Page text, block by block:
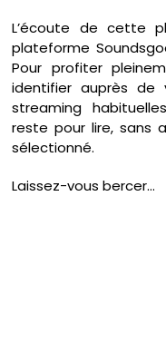
L’écoute de cette
plateforme
Pour profiter
identifier auprès de
streaming
reste pour lire, sans
sélectionné.
Laissez-vous bercer…